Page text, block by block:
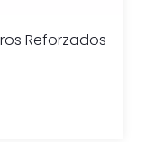
Reforzados